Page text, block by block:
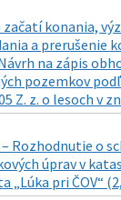
konania,
a prerušenie
na zápis
pozemkov
Z. z. o lesoch v
Rozhodnutie o
úprav v
„Lúka pri ČOV“